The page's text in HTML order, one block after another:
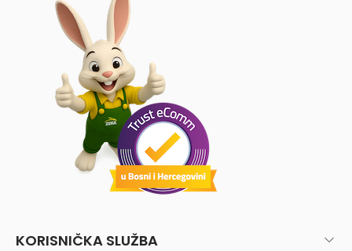
KORISNIČKA SLUŽBA